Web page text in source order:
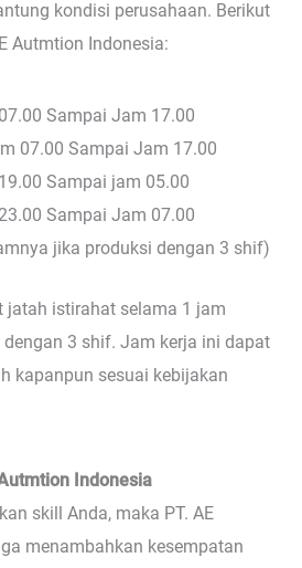
kondisi perusahaan. Berikut
Autmtion Indonesia:
Sampai Jam 17.00
07.00 Sampai Jam 17.00
Sampai jam 05.00
Sampai Jam 07.00
jika produksi dengan 3 shif)
jatah istirahat selama 1 jam
3 shif. Jam kerja ini dapat
kapanpun sesuai kebijakan
Indonesia
skill Anda, maka PT. AE
menambahkan kesempatan